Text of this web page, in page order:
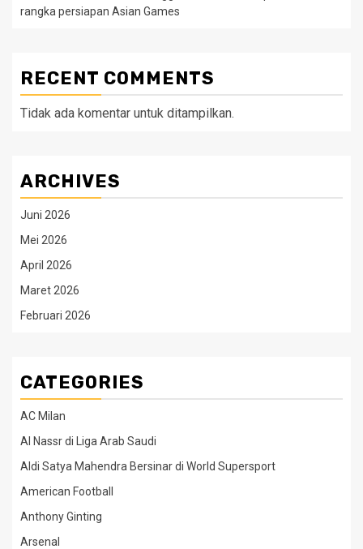
rangka persiapan Asian Games
RECENT COMMENTS
Tidak ada komentar untuk ditampilkan.
ARCHIVES
Juni 2026
Mei 2026
April 2026
Maret 2026
Februari 2026
CATEGORIES
AC Milan
Al Nassr di Liga Arab Saudi
Aldi Satya Mahendra Bersinar di World Supersport
American Football
Anthony Ginting
Arsenal